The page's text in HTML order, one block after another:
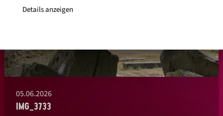
05.06.2026
IMG_3733
Details anzeigen